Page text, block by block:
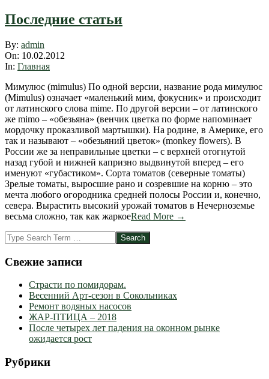
Последние статьи
2012-
02-
10
By: admin
On: 10.02.2012
In: Главная
Мимулюс (mimulus) По одной версии, название рода мимулюс
(Mimulus) означает «маленький мим, фокусник» и происходит
от латинского слова mime. По другой версии – от латинского
же mimo – «обезьяна» (венчик цветка по форме напоминает
мордочку проказливой мартышки). На родине, в Америке, его
так и называют – «обезьяний цветок» (monkey flowers). В
России же за неправильные цветки – с верхней отогнутой
назад губой и нижней капризно выдвинутой вперед – его
именуют «губастиком». Сорта томатов (северные томаты)
Зрелые томаты, выросшие рано и созревшие на корню – это
мечта любого огородника средней полосы России и, конечно,
севера. Вырастить высокий урожай томатов в Нечерноземье
весьма сложно, так как жаркоеRead More →
Search
Свежие записи
Страсти по помидорам.
Весенний Арт-сезон в Сокольниках
Ремонт водяных насосов
ЖАР-ПТИЦА – 2018
После четырех лет падения на оконном рынке
ожидается рост
Рубрики